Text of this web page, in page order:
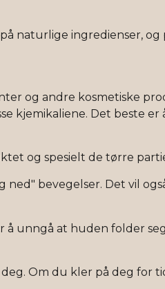
naturlige ingredienser, og
og andre kosmetiske
kjemikaliene. Det beste er
og spesielt de tørre
bevegelser. Det vil
unngå at huden folder
Om du kler på deg for